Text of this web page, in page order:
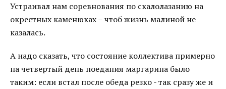
Устраивал нам соревнования по скалолазанию на
окрестных каменюках – чтоб жизнь малиной не
казалась.
А надо сказать, что состояние коллектива примерно
на четвертый день поедания маргарина было
таким: если встал после обеда резко - так сразу же и